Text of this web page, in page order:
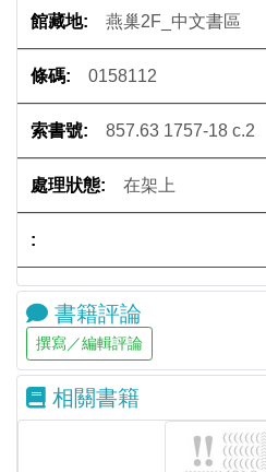
燕巢2F_中文書區
0158112
857.63 1757-18 c.2
在架上
書籍評論
相關書籍